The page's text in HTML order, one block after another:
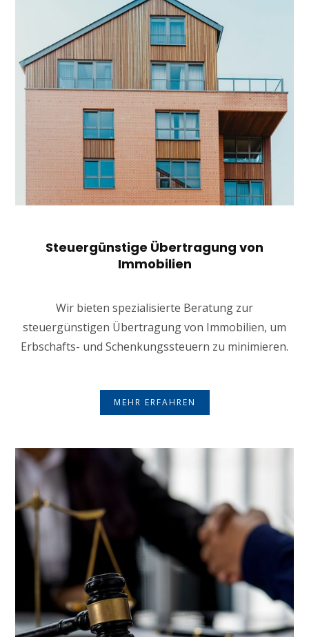
Steuergünstige Übertragung von
Immobilien
Wir bieten spezialisierte Beratung zur
steuergünstigen Übertragung von Immobilien, um
Erbschafts- und Schenkungssteuern zu minimieren.
MEHR ERFAHREN